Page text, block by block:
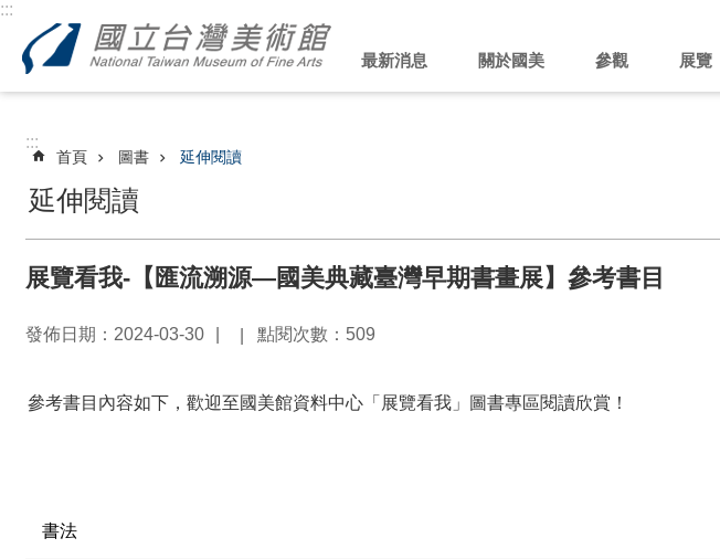
跳到主要內容區塊
:::
最新消息 關於國美 參觀 展覽
:::
首頁 圖書 延伸閱讀
延伸閱讀
展覽看我-【匯流溯源—國美典藏臺灣早期書畫展】參考書目
發佈日期：2024-03-30 點閱次數：509
參考書目內容如下，歡迎至國美館資料中心「展覽看我」圖書專區閱讀欣賞！
書法